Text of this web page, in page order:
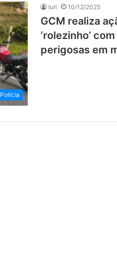
Polícia
Iuri 10/12/2025
GCM realiza
‘rolezinho’
perigosas em